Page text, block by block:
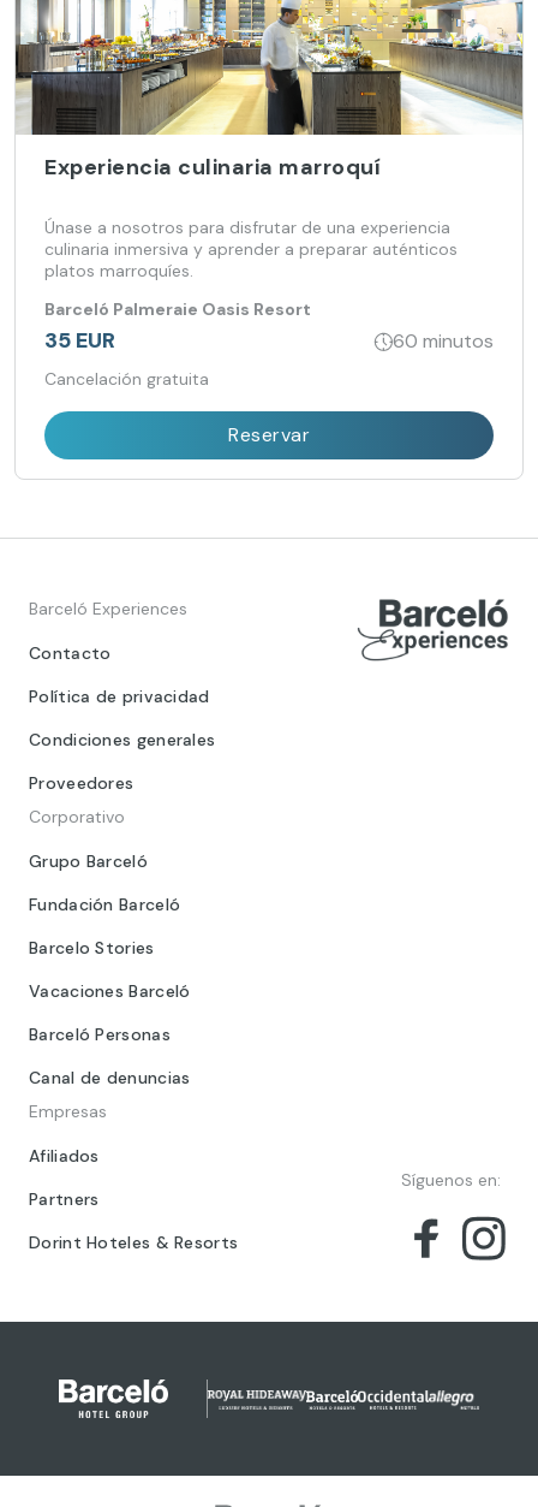
Experiencia culinaria marroquí
Únase a nosotros para disfrutar de una experiencia
culinaria inmersiva y aprender a preparar auténticos
platos marroquíes.
Barceló Palmeraie Oasis Resort
35 EUR 60 minutos
Cancelación gratuita
Reservar
Barceló Experiences
Contacto
Política de privacidad
Condiciones generales
Proveedores
Corporativo
Grupo Barceló
Fundación Barceló
Barcelo Stories
Vacaciones Barceló
Barceló Personas
Canal de denuncias
Empresas
Afiliados
Partners
Dorint Hoteles & Resorts
Síguenos en: